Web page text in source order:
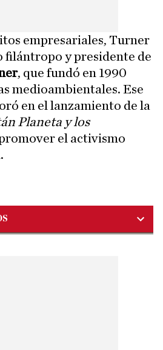
empresariales, Turner
filántropo y presidente de
, que fundó en 1990
medioambientales. Ese
en el lanzamiento de la
Planeta y los
el activismo